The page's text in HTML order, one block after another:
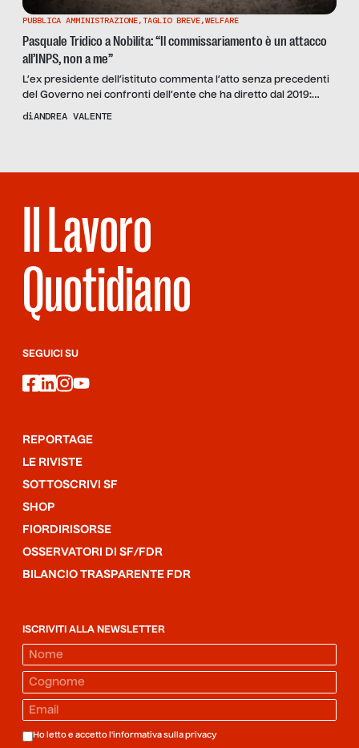
PUBBLICA AMMINISTRAZIONE,TAGLIO BREVE,WELFARE
Pasquale Tridico a Nobìlita: “Il commissariamento è un attacco
all’INPS, non a me”
L’ex presidente dell’istituto commenta l’atto senza precedenti
del Governo nei confronti dell’ente che ha diretto dal 2019:
“Non è vero che fanno tutti così, l’INPS non è soggetto a spoils
diANDREA VALENTE
Il Lavoro
Quotidiano
SEGUICI SU
facebook
linkedin
instagram
youtube
REPORTAGE
LE RIVISTE
SOTTOSCRIVI SF
SHOP
FIORDIRISORSE
OSSERVATORI DI SF/FDR
BILANCIO TRASPARENTE FDR
ISCRIVITI ALLA NEWSLETTER
Ho letto e accetto l'informativa sulla privacy